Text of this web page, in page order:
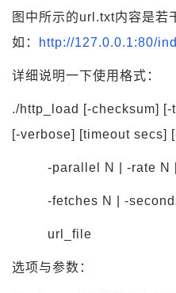
图中所示的url.txt内容是若
如：
http://127.0.0.1:80/
详细说明一下使用格式：
./http_load [-checksum]
[-verbose] [timeout secs]
-parallel N | -rate N
-fetches N | -
url_file
选项与参数：